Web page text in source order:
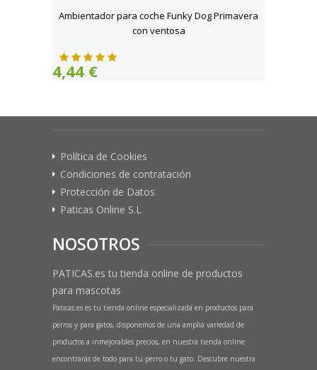
Ambientador para coche Funky Dog Primavera
con ventosa
4,44 €
Política de Cookies
Condiciones de contratación
Protección de Datos
Paticas Online S.L
NOSOTROS
PATICAS.es tu tienda online de productos
para mascotas
Paticas.es es tu tienda online especializada en productos para
perros y para gatos, disponemos de una amplia variedad de
productos a inmejorables precios, en nuestra tienda online
encontrarás de todo para tu perro o tu gato. Descubre nuestra